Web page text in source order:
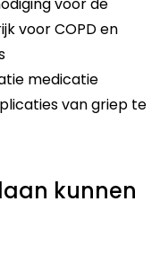
voor de
voor COPD en
medicatie
van griep te
kunnen